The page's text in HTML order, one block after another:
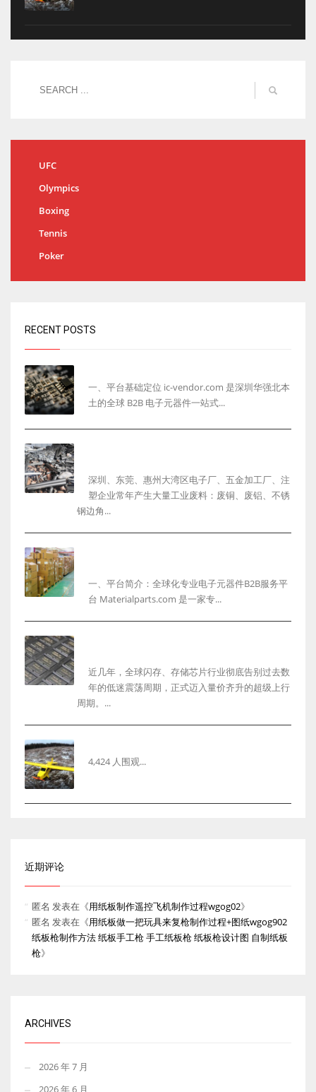
UFC
Olympics
Boxing
Tennis
Poker
RECENT POSTS
一、平台基础定位 ic-vendor.com 是深圳华强北本
土的全球 B2B 电子元器件一站式...
深圳、东莞、惠州大湾区电子厂、五金加工厂、注
塑企业常年产生大量工业废料：废铜、废铝、不锈
钢边角...
一、平台简介：全球化专业电子元器件B2B服务平
台 Materialparts.com 是一家专...
近几年，全球闪存、存储芯片行业彻底告别过去数
年的低迷震荡周期，正式迈入量价齐升的超级上行
周期。...
4,424 人围观...
近期评论
匿名 发表在《用纸板制作遥控飞机制作过程wgog02》
匿名 发表在《用纸板做一把玩具来复枪制作过程+图纸wgog902
纸板枪制作方法 纸板手工枪 手工纸板枪 纸板枪设计图 自制纸板
枪》
ARCHIVES
2026 年 7 月